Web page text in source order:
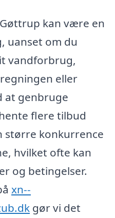
kan være en
uanset om du
vandforbrug,
eller
at genbruge
flere tilbud
større konkurrence
hvilket ofte kan
og betingelser.
xn--
gør vi det